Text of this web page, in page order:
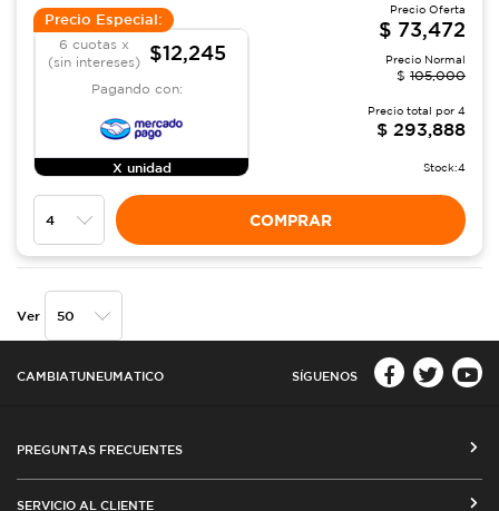
Precio Especial:
6 cuotas x
(sin intereses)
$12,245
Pagando con:
X unidad
Precio Oferta
$ 73,472
Precio Normal
$ 105,000
Precio total por 4
$ 293,888
Stock:4
COMPRAR
Ver
CAMBIATUNEUMATICO SÍGUENOS
PREGUNTAS FRECUENTES
SERVICIO AL CLIENTE